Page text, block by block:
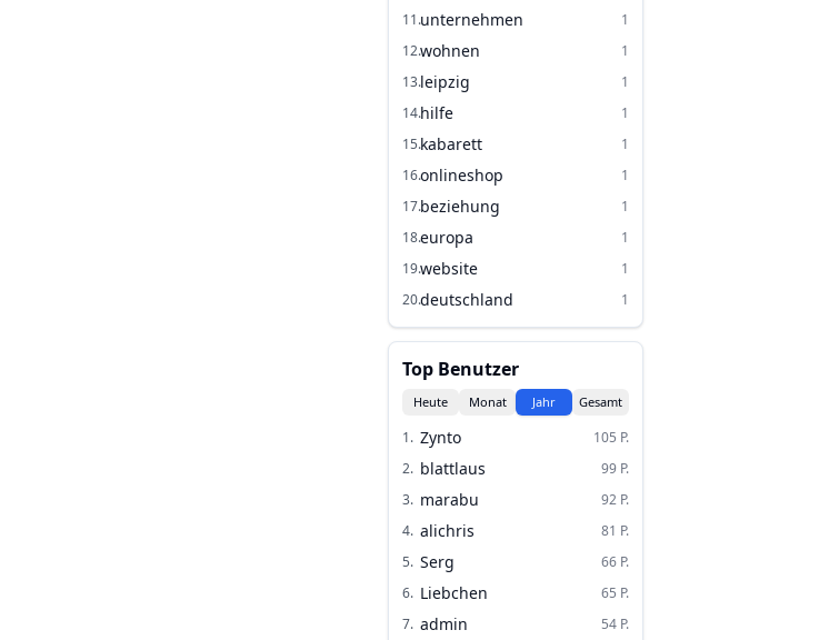
11.unternehmen
1
12.wohnen
1
13.leipzig
1
14.hilfe
1
15.kabarett
1
16.onlineshop
1
17.beziehung
1
18.europa
1
19.website
1
20.deutschland 1
Top Benutzer
Heute Monat Jahr Gesamt
1. Zynto 105 P.
2. blattlaus 99 P.
3. marabu 92 P.
4. alichris 81 P.
5. Serg 66 P.
6. Liebchen 65 P.
7. admin 54 P.